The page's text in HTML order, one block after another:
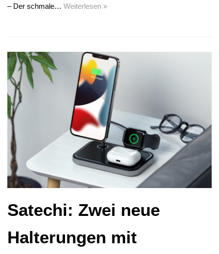
– Der schmale… Weiterlesen »
Satechi: Zwei neue
Halterungen mit